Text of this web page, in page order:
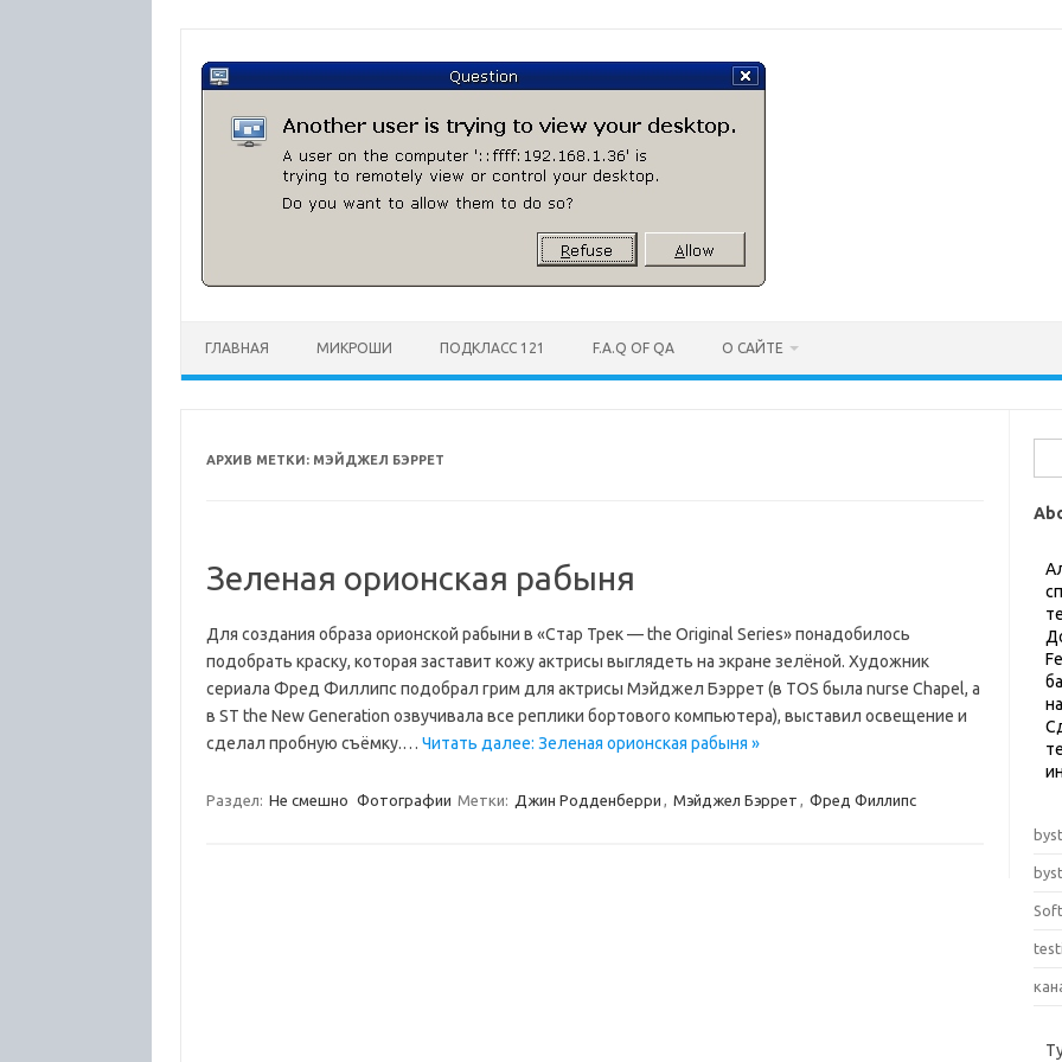
содержимому
ГЛАВНАЯ МИКРОШИ ПОДКЛАСС 121 F.A.Q OF QA О САЙТЕ
АРХИВ МЕТКИ: МЭЙДЖЕЛ БЭРРЕТ
Зеленая орионская рабыня
Для создания образа орионской рабыни в «Стар Трек — the Original Series» понадобилось
подобрать краску, которая заставит кожу актрисы выглядеть на экране зелёной. Художник
сериала Фред Филлипс подобрал грим для актрисы Мэйджел Бэррет (в TOS была nurse Chapel, а
в ST the New Generation озвучивала все реплики бортового компьютера), выставил освещение и
сделал пробную съёмку.… Читать далее: Зеленая орионская рабыня »
Раздел: Не смешно Фотографии Метки: Джин Родденберри , Мэйджел Бэррет , Фред Филлипс